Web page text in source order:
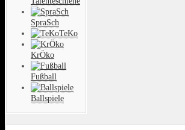
SpraSch
TeKo
KrÖko
Fußball
Ballspiele